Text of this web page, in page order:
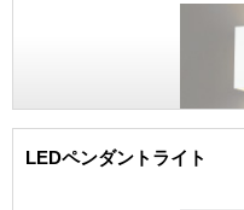
LEDペンダントライト